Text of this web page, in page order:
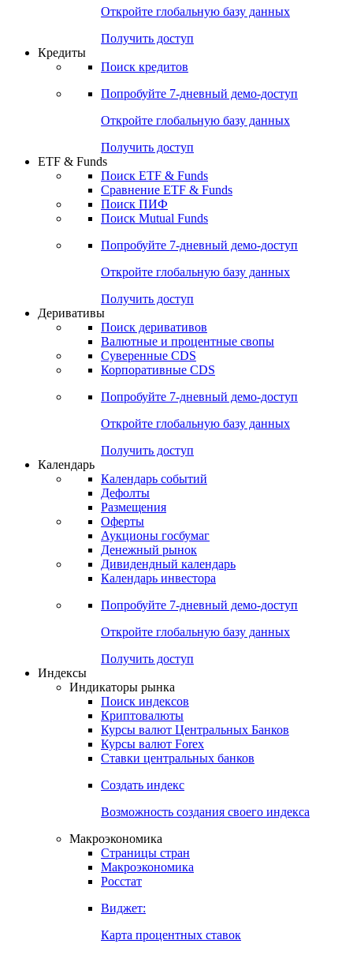
Откройте глобальную базу данных
Получить доступ
Кредиты
Поиск кредитов
Попробуйте 7-дневный демо-доступ
Откройте глобальную базу данных
Получить доступ
ETF & Funds
Поиск ETF & Funds
Сравнение ETF & Funds
Поиск ПИФ
Поиск Mutual Funds
Попробуйте 7-дневный демо-доступ
Откройте глобальную базу данных
Получить доступ
Деривативы
Поиск деривативов
Валютные и процентные свопы
Суверенные CDS
Корпоративные CDS
Попробуйте 7-дневный демо-доступ
Откройте глобальную базу данных
Получить доступ
Календарь
Календарь событий
Дефолты
Размещения
Оферты
Аукционы госбумаг
Денежный рынок
Дивидендный календарь
Календарь инвестора
Попробуйте 7-дневный демо-доступ
Откройте глобальную базу данных
Получить доступ
Индексы
Индикаторы рынка
Поиск индексов
Криптовалюты
Курсы валют Центральных Банков
Курсы валют Forex
Ставки центральных банков
Создать индекс
Возможность создания своего индекса
Макроэкономика
Страницы стран
Макроэкономика
Росстат
Виджет:
Карта процентных ставок